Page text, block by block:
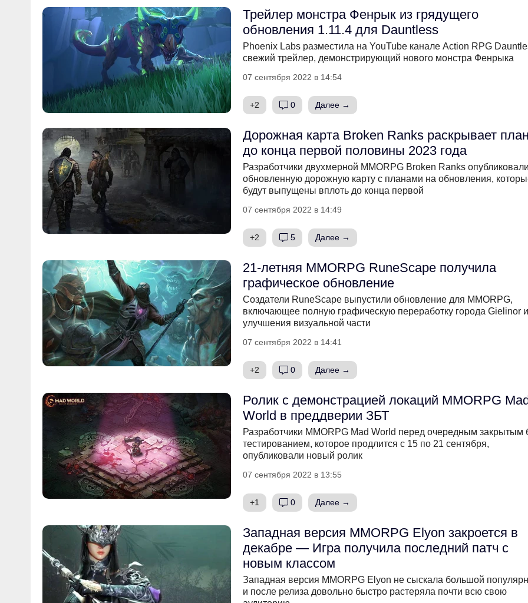
Трейлер монстра Фенрык из грядущего
обновления 1.11.4 для Dauntless
Phoenix Labs разместила на YouTube канале Action RPG
свежий трейлер, демонстрирующий нового монстра Фенрыка
07 сентября 2022 в 14:54
+2 0 Далее →
Дорожная карта Broken Ranks раскрывает
до конца первой половины 2023 года
Разработчики двухмерной MMORPG Broken Ranks опубликовали
обновленную дорожную карту с планами на обновления,
будут выпущены вплоть до конца первой
07 сентября 2022 в 14:49
+2 5 Далее →
21-летняя MMORPG RuneScape получила
графическое обновление
Создатели RuneScape выпустили обновление для MMORPG,
включающее полную графическую переработку города Gielinor и
улучшения визуальной части
07 сентября 2022 в 14:41
+2 0 Далее →
Ролик с демонстрацией локаций MMORPG
World в преддверии ЗБТ
Разработчики MMORPG Mad World перед очередным закрытым
тестированием, которое продлится с 15 по 21 сентября,
опубликовали новый ролик
07 сентября 2022 в 13:55
+1 0 Далее →
Западная версия MMORPG Elyon закроется в
декабре — Игра получила последний патч с
новым классом
Западная версия MMORPG Elyon не сыскала большой
и после релиза довольно быстро растеряла почти всю свою